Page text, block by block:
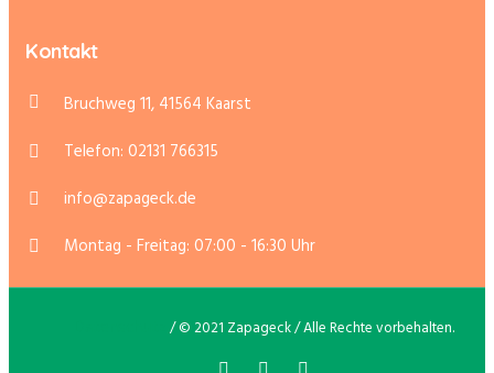
Kontakt
Bruchweg 11, 41564 Kaarst
Telefon: 02131 766315
info@zapageck.de
Montag - Freitag: 07:00 - 16:30 Uhr
/ © 2021 Zapageck / Alle Rechte vorbehalten.